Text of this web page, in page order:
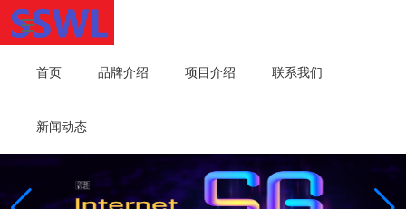
首页 品牌介绍 项目介绍 联系我们
新闻动态